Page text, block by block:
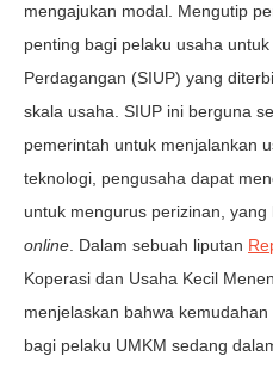
mengajukan modal. Mengutip
penting bagi pelaku usaha
Perdagangan (SIUP) yang
skala usaha. SIUP ini berguna
pemerintah untuk menjalankan
teknologi, pengusaha dapat
untuk mengurus perizinan,
online. Dalam sebuah liputan
Koperasi dan Usaha Kecil
menjelaskan bahwa
bagi pelaku UMKM sedang